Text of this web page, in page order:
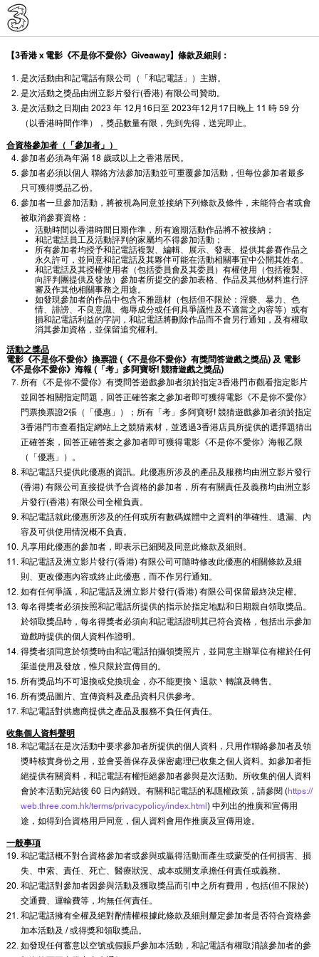
【3香港 x 電影《不是你不愛你》Giveaway】條款及細則：
是次活動由和記電話有限公司（「和記電話」）主辦。
是次活動之獎品由洲立影片發行(香港) 有限公司贊助。
是次活動之日期由 2023 年 12月16日至 2023年12月17日晚上 11 時 59 分
（以香港時間作準），獎品數量有限，先到先得，送完即止。
合資格參加者（「參加者」）
參加者必須為年滿 18 歲或以上之香港居民。
參加者必須以個人 聯絡方法參加活動並可重覆參加活動，但每位參加者最多
只可獲得獎品乙份。
參加者一旦參加活動，將被視為同意並接納下列條款及條件，未能符合者或會
被取消參賽資格：
活動時間以香港時間日期作準，所有逾期活動作品將不被接納；
和記電話員工及活動評判的家屬均不得參加活動；
所有參加者均授予和記電話複製、編輯、展示、發表、提供其參賽作品之
永久許可，並同意和記電話及其夥伴可能在活動相關事宜中公開其姓名。
和記電話及其授權使用者（包括委員會及其委員）有權使用（包括複製、
向評判團提供及發放）參加者所提交的參加表格、作品及其他材料進行評
審及作其他相關事務之用途。
如發現參加者的作品中包含不雅題材（包括但不限於：淫褻、暴力、色
情、誹謗、不良意識、侮辱成分或任何具爭議性及不適當之內容等）或有
損和記電話利益的字詞，和記電話將刪除作品而不會另行通知，及有權取
消其參加資格，並保留追究權利。
活動之獎品
電影《不是你不愛你》換票證 (《不是你不愛你》有獎問答遊戲之獎品) 及 電影
《不是你不愛你》海報 (「考」多阿寶呀! 競猜遊戲之獎品)
所有《不是你不愛你》有獎問答遊戲參加者須於指定3香港門市觀看指定影片
並回答相關指定問題，回答正確答案之參加者即可獲得電影《不是你不愛你》
門票換票證2張（「優惠」）；所有「考」多阿寶呀! 競猜遊戲參加者須於指定
3香港門市查看指定網站上之競猜素材，並透過3香港店員所提供的選擇題猜出
正確答案，回答正確答案之參加者即可獲得電影《不是你不愛你》海報乙限
（「優惠」）。
和記電話只提供此優惠的資訊。此優惠所涉及的產品及服務均由洲立影片發行
(香港) 有限公司直接提供予合資格的參加者，所有有關責任及義務均由洲立影
片發行(香港) 有限公司全權負責。
和記電話就此優惠所涉及的任何或所有數碼媒體中之資料的準確性、遺漏、內
容及可供使用情況概不負責。
凡享用此優惠的參加者，即表示已細閱及同意此條款及細則。
和記電話及洲立影片發行(香港) 有限公司可隨時修改此優惠的相關條款及細
則、更改優惠內容或終止此優惠，而不作另行通知。
如有任何爭議，和記電話及洲立影片發行(香港) 有限公司保留最終決定權。
每名得獎者必須按照和記電話所提供的指示於指定地點和日期親自領取獎品。
於領取獎品時，每名得獎者必須向和記電話證明其已符合資格，包括出示參加
遊戲時提供的個人資料作證明。
得獎者須同意於領獎時由和記電話拍攝領獎照片，並同意主辦單位有權於任何
渠道使用及發放，惟只限於宣傳目的。
所有獎品均不可退換或兌換現金，亦不能更換丶退款丶轉讓及轉售。
所有獎品圖片、宣傳資料及產品資料只供參考。
和記電話對供應商提供之產品及服務不負任何責任。
收集個人資料聲明
和記電話在是次活動中要求參加者所提供的個人資料，只用作聯絡參加者及領
獎時核實身份之用，並會妥善保存及保密處理已收集之個人資料。如參加者拒
絕提供有關資料，和記電話有權拒絕參加者參與是次活動。所收集的個人資料
會於本活動完結後 60 日內銷毀。有關和記電話的私隱權政策，請參閱 (https://
web.three.com.hk/terms/privacypolicy/index.html ) 中列出的推廣和宣傳用
途，如得到合資格用戶同意，個人資料會用作推廣及宣傳用途。
一般事項
和記電話概不對合資格參加者或參與或贏得活動而產生或蒙受的任何損害、損
失、申索、責任、死亡、醫療狀況、成本或開支承擔任何責任或義務。
和記電話對參加者因參與活動及獲取獎品而引申之所有費用，包括(但不限於)
交通費、運輸費等，均無任何責任。
和記電話擁有全權及絕對酌情權根據此條款及細則釐定參加者是否符合資格參
加本活動及 / 或得獎和領取獎品。
如發現任何蓄意以空號或假賬戶參加本活動，和記電話有權取消該參加者的參